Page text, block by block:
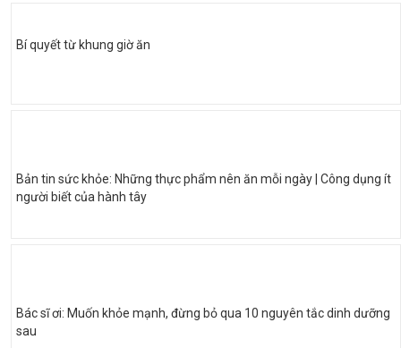
Bí quyết từ khung giờ ăn
Bản tin sức khỏe: Những thực phẩm nên ăn mỗi ngày | Công dụng ít
người biết của hành tây
Bác sĩ ơi: Muốn khỏe mạnh, đừng bỏ qua 10 nguyên tắc dinh dưỡng
sau